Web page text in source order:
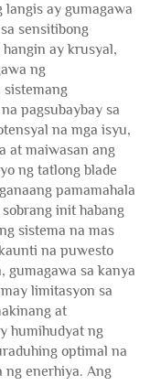
langis ay gumagawa
sensitibong
ay krusyal,
ng
pagsubaybay sa
na mga isyu,
at maiwasan ang
ng tatlong blade
pamamahala
init habang
sistema na mas
na puwesto
gumagawa sa kanya
limitasyon sa
at
humihudyat ng
optimal na
ng enerhiya. Ang